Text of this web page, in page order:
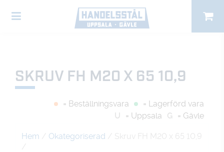
SKRUV FH M20 X 65 10,9
= Beställningsvara
= Lagerförd vara
U
= Uppsala G = Gävle
Hem / Okategoriserad / Skruv FH M20 x 65 10,9
/